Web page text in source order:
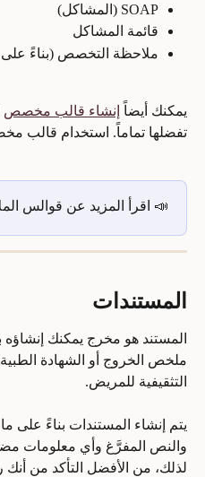
SOAP (المشاكل)
قائمة المشاكل
ملاحظة التخصص (بناءً
يمكنك أيضاً إنشاء قالب مخصص
تفضلها تماماً. استخدام قالب
📣 اقرأ المزيد عن قوالس
المستندات
المستند هو مخرج يمكنك إنشاؤه
ملخص الخروج أو الشهادة
التثقيفية للمريض.
يتم إنشاء المستندات بناءً على
والنص المفرَّغ وأي معلومات
لذلك، من الأفضل التأكد من